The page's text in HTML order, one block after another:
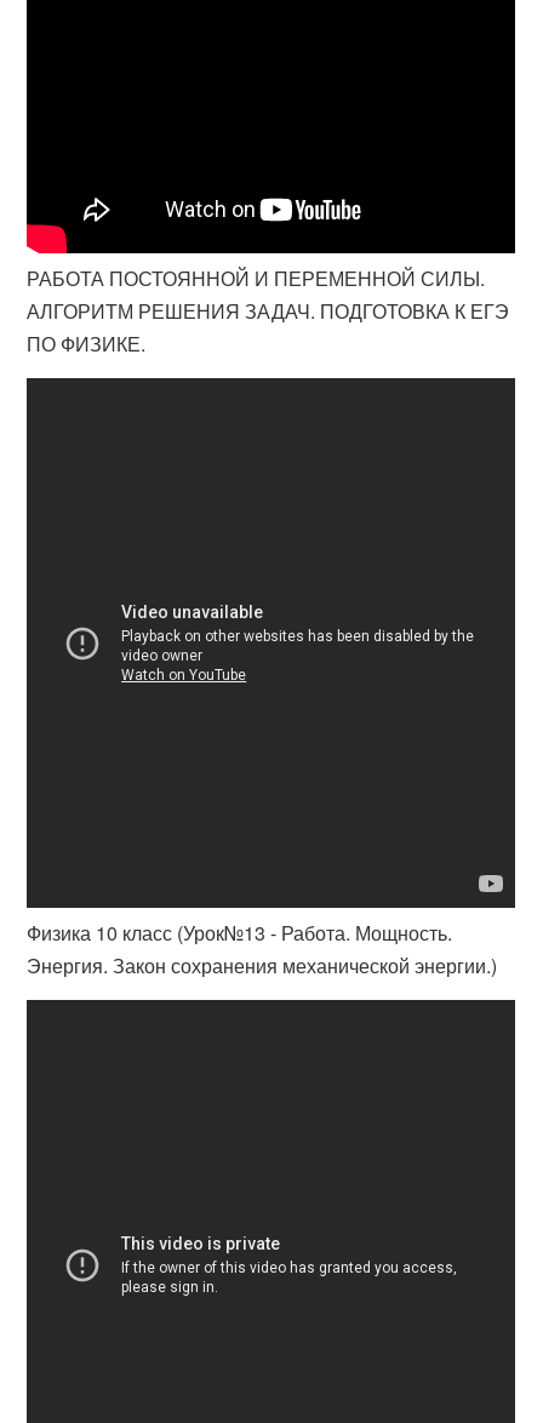
РАБОТА ПОСТОЯННОЙ И ПЕРЕМЕННОЙ СИЛЫ.
АЛГОРИТМ РЕШЕНИЯ ЗАДАЧ. ПОДГОТОВКА К ЕГЭ
ПО ФИЗИКЕ.
Физика 10 класс (Урок№13 - Работа. Мощность.
Энергия. Закон сохранения механической энергии.)